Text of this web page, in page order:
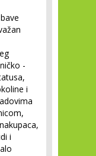
-
i
i